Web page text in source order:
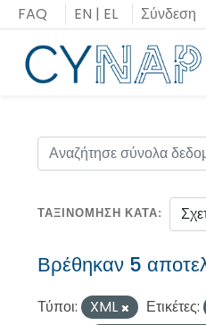
Μεταπήδηση
στο
περιεχόμενο
FAQ EN | EL Σύνδεση
ΤΑΞΙΝΌΜΗΣΗ ΚΑΤΆ
Βρέθηκαν 5
Τύποι: XML Ετικέτες: